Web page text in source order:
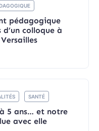
pédagogique
colloque à
SANTÉ
5 ans… et notre
avec elle